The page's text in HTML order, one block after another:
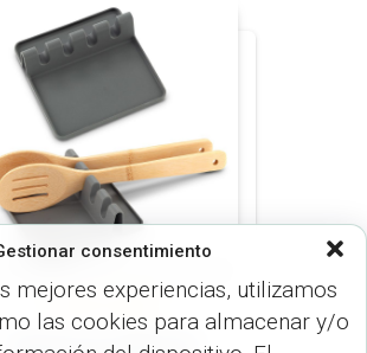
consentimiento
mejores experiencias, utilizamos
las cookies para almacenar y/o
COCINA (HOGAR)
Soporte en Silicona